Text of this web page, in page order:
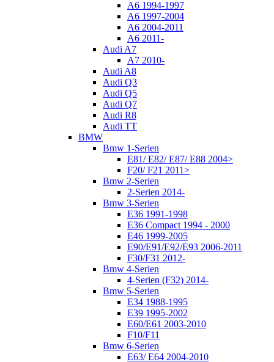
A6 1994-1997
A6 1997-2004
A6 2004-2011
A6 2011-
Audi A7
A7 2010-
Audi A8
Audi Q3
Audi Q5
Audi Q7
Audi R8
Audi TT
BMW
Bmw 1-Serien
E81/ E82/ E87/ E88 2004>
F20/ F21 2011>
Bmw 2-Serien
2-Serien 2014-
Bmw 3-Serien
E36 1991-1998
E36 Compact 1994 - 2000
E46 1999-2005
E90/E91/E92/E93 2006-2011
F30/F31 2012-
Bmw 4-Serien
4-Serien (F32) 2014-
Bmw 5-Serien
E34 1988-1995
E39 1995-2002
E60/E61 2003-2010
F10/F11
Bmw 6-Serien
E63/ E64 2004-2010